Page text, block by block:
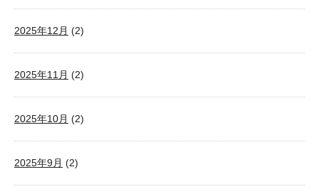
2025年12月 (2)
2025年11月 (2)
2025年10月 (2)
2025年9月 (2)